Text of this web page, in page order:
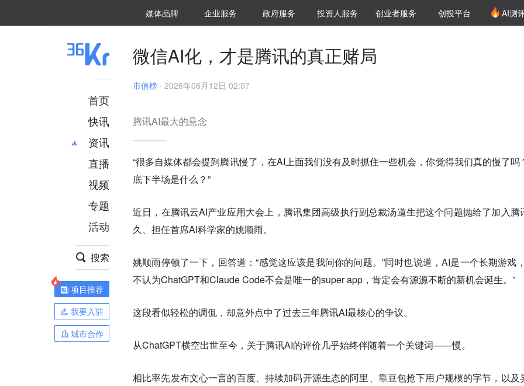
媒体品牌 36Kr研究院
企业服务 城市之窗
政府服务 VClub投资机构库
投资机构职位推介
投资人服务 创投氪堂
创业者服务 创投平台 AI测
首页
快讯
资讯
推荐
财经
项目推荐
安徽
直播
视频
专题
活动
搜索
项目推荐
我要入驻
城市合作
微信AI化，才是腾讯的真正赌局
市值榜 · 2026年06月12日 02:07
腾讯AI最大的悬念
“很多自媒体都会提到腾讯慢了，在AI上面我们没有及时抓住一些机会，你觉得我们真的慢了吗
底下半场是什么？”
近日，在腾讯云AI产业应用大会上，腾讯集团高级执行副总裁汤道生把这个问题抛给了加入腾
久、担任首席AI科学家的姚顺雨。
姚顺雨停顿了一下，回答道：“感觉这应该是我问你的问题。”同时也说道，AI是一个长期游戏
不认为ChatGPT和Claude Code不会是唯一的super app，肯定会有源源不断的新机会诞生。”
这段看似轻松的调侃，却意外点中了过去三年腾讯AI最核心的争议。
从ChatGPT横空出世至今，关于腾讯AI的评价几乎始终伴随着一个关键词——慢。
相比率先发布文心一言的百度、持续加码开源生态的阿里、靠豆包抢下用户规模的字节，以及